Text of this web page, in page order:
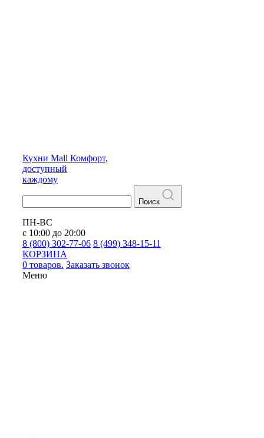
Кухни Mall Комфорт,
доступный
каждому
Поиск
ПН-ВС
с 10:00 до 20:00
8 (800) 302-77-06 8 (499) 348-15-11
КОРЗИНА
0 товаров. Заказать звонок
Меню